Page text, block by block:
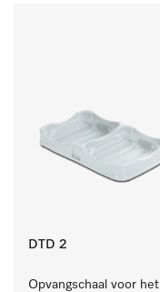
DTD 2
Opvangschaal voor het